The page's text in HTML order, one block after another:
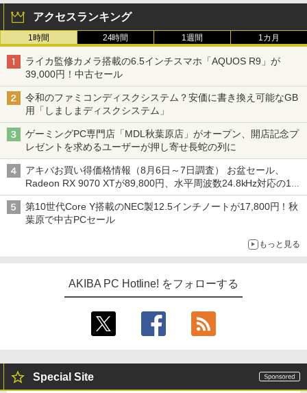
アクセスランキング
1時間 24時間 1週間 1カ月
ライカ監修カメラ搭載の6.5インチスマホ「AQUOS R9」が
39,000円！中古セール
令和のファミコンディスクシステム？安価に書き換え可能なGB
用「しましまディスクシステム」
ゲーミングPC専門店「MDL秋葉原店」がオープン、開店記念プ
レゼントを求めるユーザーが押し寄せ長蛇の列に
アキバお買い得価格情報（8月6日～7日調査） お盆セール、
Radeon RX 9070 XTが89,800円、水平周波数24.8kHz対応の17
型モニターが9,801円、暑さ指数連動セール ほか
第10世代Core Y搭載のNEC製12.5インチノートが17,800円！秋
葉原で中古PCセール
もっと見る
AKIBA PC Hotline! をフォローする
Special Site